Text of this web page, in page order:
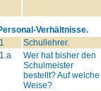
Verhältnisse.
Schullehrer.
Wer hat bisher den
Schulmeister
bestellt? Auf welche
Weise?